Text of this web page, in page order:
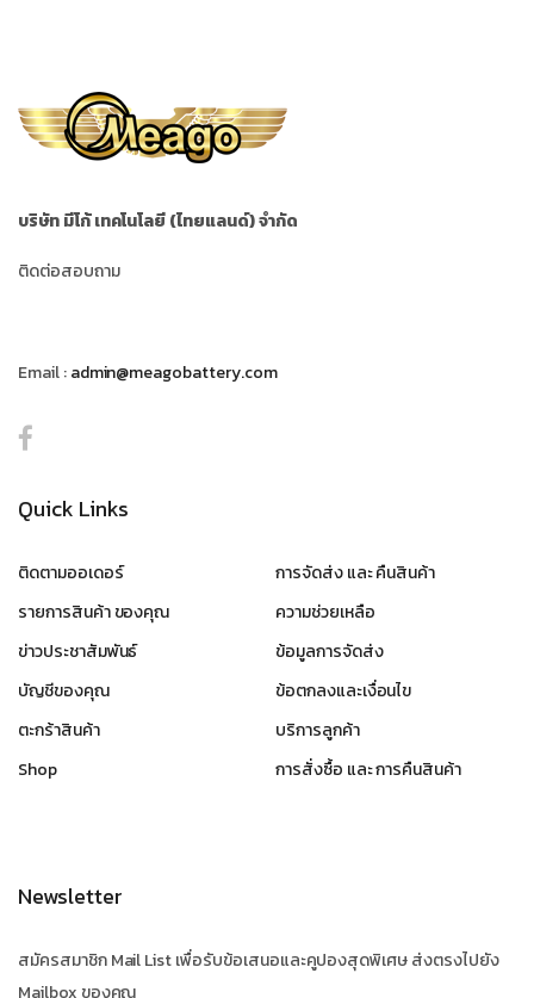
บริษัท มีโก้ เทคโนโลยี (ไทยแลนด์) จำกัด
ติดต่อสอบถาม
Email :admin@meagobattery.com
Quick Links
ติดตามออเดอร์
รายการสินค้า ของคุณ
ข่าวประชาสัมพันธ์
บัญชีของคุณ
ตะกร้าสินค้า
Shop
การจัดส่ง และ คืนสินค้า
ความช่วยเหลือ
ข้อมูลการจัดส่ง
ข้อตกลงและเงื่อนไข
บริการลูกค้า
การสั่งซื้อ และ การคืนสินค้า
Newsletter
สมัครสมาชิก Mail List เพื่อรับข้อเสนอและคูปองสุดพิเศษ ส่งตรงไปยัง
Mailbox ของคุณ